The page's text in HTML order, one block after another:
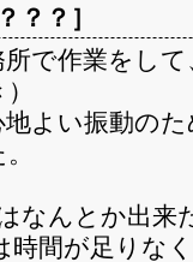
？？ ］
で作業をし
よい振動の
なんとか出
時間が足りな